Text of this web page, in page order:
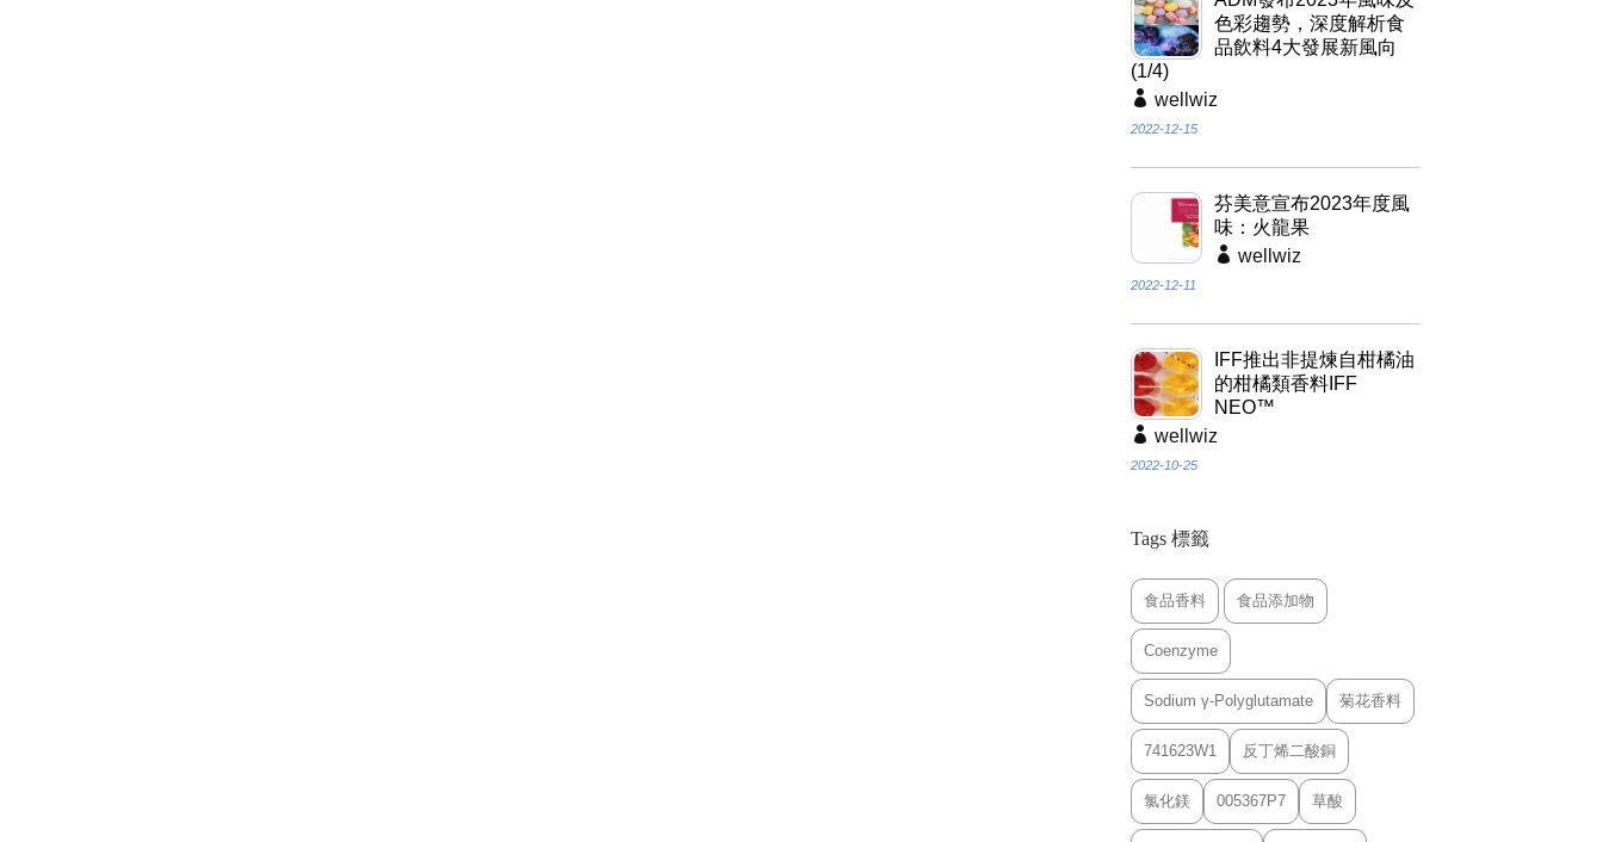
色彩趨勢，深度解析食
品飲料4大發展新風向
(1/4)
wellwiz
2022-12-15
芬美意宣布2023年度風
味：火龍果
wellwiz
2022-12-11
IFF推出非提煉自柑橘油
的柑橘類香料IFF
NEO™
wellwiz
2022-10-25
Tags 標籤
食品香料 食品添加物
Coenzyme
Sodium γ-Polyglutamate 菊花香料
741623W1 反丁烯二酸銅
氯化鎂 005367P7 草酸